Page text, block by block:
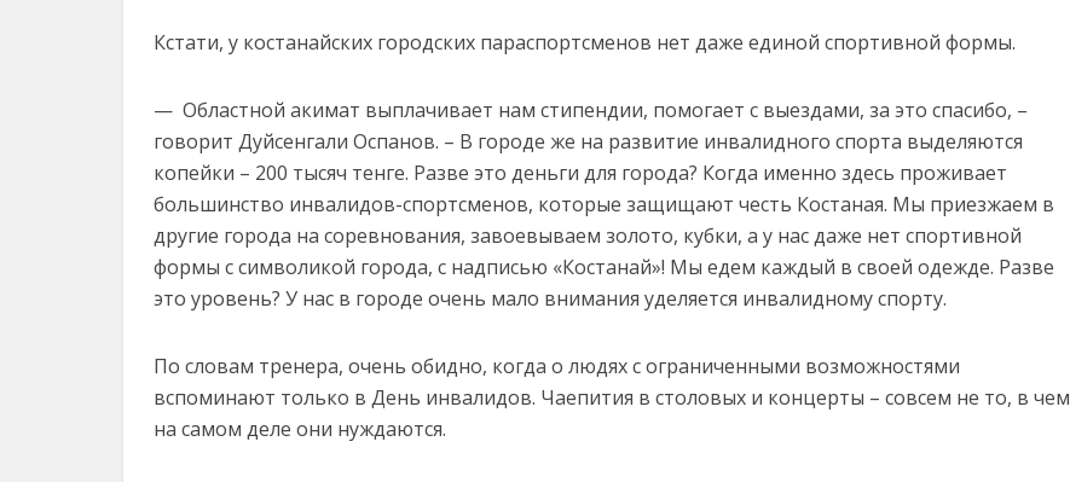
Кстати, у костанайских городских параспортсменов нет даже единой спортивной формы.
— Областной акимат выплачивает нам стипендии, помогает с выездами, за это спасибо, –
говорит Дуйсенгали Оспанов. – В городе же на развитие инвалидного спорта выделяются
копейки – 200 тысяч тенге. Разве это деньги для города? Когда именно здесь проживает
большинство инва­лидов-спортсменов, которые защищают честь Костаная. Мы приезжаем в
другие города на соревнования, завоевываем золото, кубки, а у нас даже нет спортивной
формы с символикой города, с надписью «Костанай»! Мы едем каждый в своей одежде. Разве
это уровень? У нас в городе очень мало внимания уделяется инвалидному спорту.
По словам тренера, очень обидно, когда о людях с ограниченными возможностями
вспоминают только в День инвалидов. Чаепития в столовых и концерты – совсем не то, в чем
на самом деле они нуждаются.